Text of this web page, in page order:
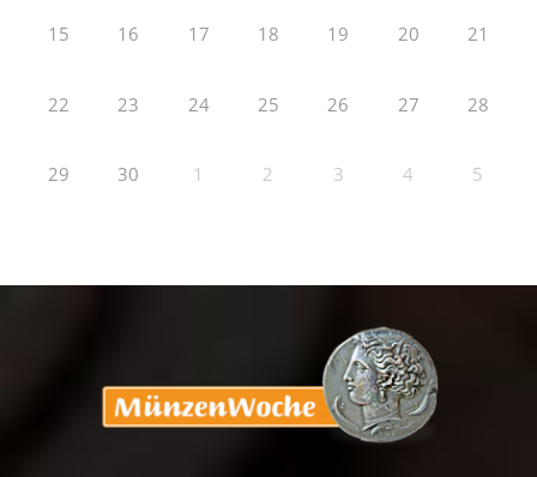
15 16 17 18 19 20 21
22 23 24 25 26 27 28
29 30 1 2 3 4 5